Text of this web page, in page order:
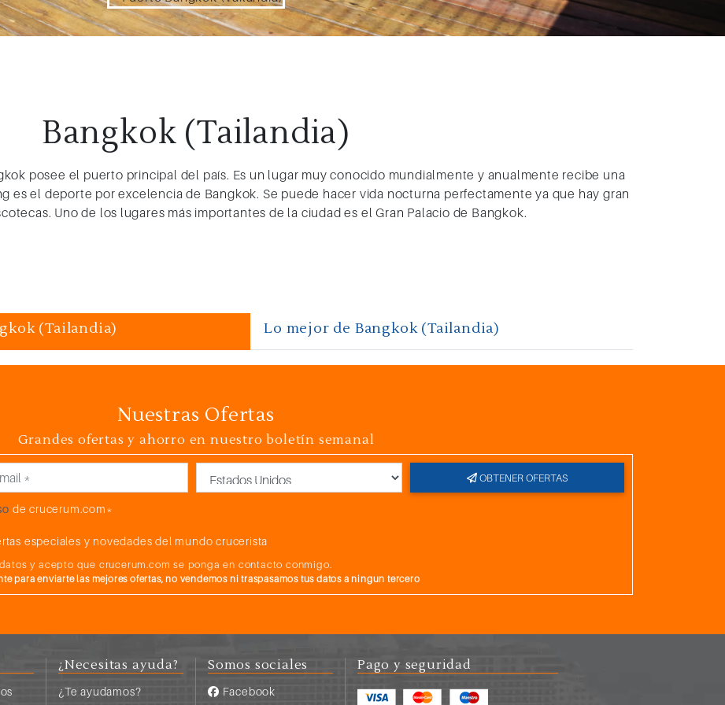
Bangkok (Tailandia)
posee el puerto principal del país. Es un lugar muy conocido mundialmente y anualmente recibe una
es el deporte por excelencia de Bangkok. Se puede hacer vida nocturna perfectamente ya que hay gran
Uno de los lugares más importantes de la ciudad es el Gran Palacio de Bangkok.
(Tailandia) Lo mejor de Bangkok (Tailandia)
Nuestras Ofertas
Grandes ofertas y ahorro en nuestro boletín semanal
OBTENER OFERTAS
de crucerum.com*
especiales y novedades del mundo crucerista
y acepto que crucerum.com se ponga en contacto conmigo.
para enviarte las mejores ofertas, no vendemos ni traspasamos tus datos a ningun tercero
¿Necesitas ayuda?
¿Te ayudamos?
Somos sociales
Facebook
Pago y seguridad